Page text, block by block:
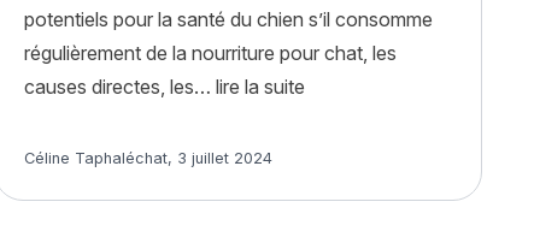
alimentation, entretien, santé et assurance »
potentiels pour la santé du chien s’il consomme
régulièrement de la nourriture pour chat, les
causes directes, les… lire la suite« Mon chien a mangé les
Article rédigé par
Céline Taphaléchat, 3 juillet 2024